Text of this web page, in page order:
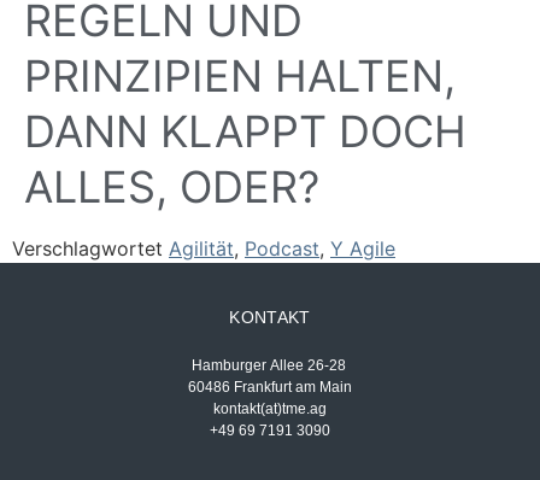
REGELN UND
PRINZIPIEN HALTEN,
DANN KLAPPT DOCH
ALLES, ODER?
Verschlagwortet Agilität, Podcast, Y Agile
KONTAKT
Hamburger Allee 26-28
60486 Frankfurt am Main
kontakt(at)tme.ag
+49 69 7191 3090